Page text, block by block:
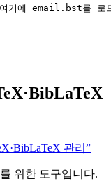
기에 email.bst를 로
관리”
위한 도구입니다.